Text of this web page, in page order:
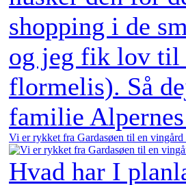
Vi er rykket fra Gardasøen til en vingård
Hvad har I